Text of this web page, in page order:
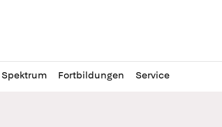
Spektrum Fortbildungen Service